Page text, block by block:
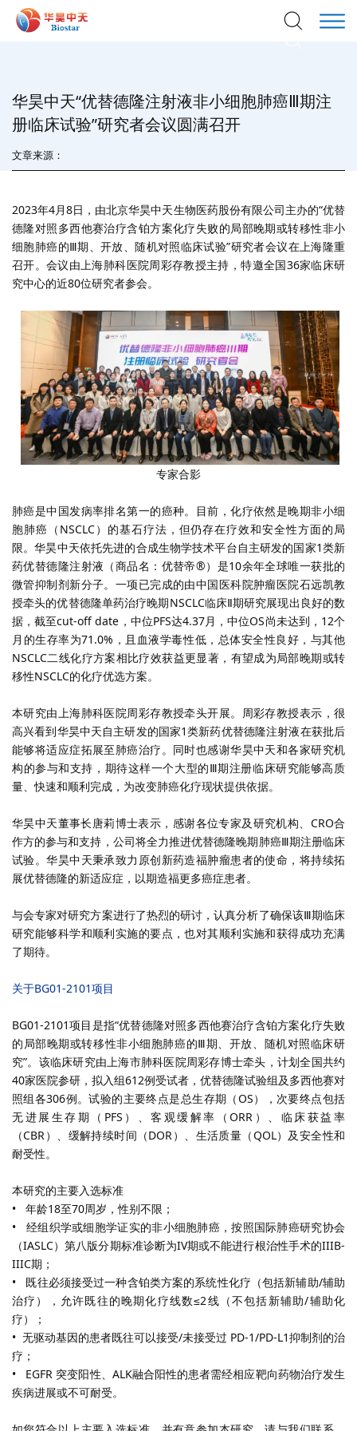
华昊中天“优替德隆注射液非小细胞肺癌Ⅲ期注
册临床试验”研究者会议圆满召开
文章来源：
2023年4月8日，由北京华昊中天生物医药股份有限公司主办的“优替
德隆对照多西他赛治疗含铂方案化疗失败的局部晚期或转移性非小
细胞肺癌的Ⅲ期、开放、随机对照临床试验”研究者会议在上海隆重
召开。会议由上海肺科医院周彩存教授主持，特邀全国36家临床研
究中心的近80位研究者参会。
专家合影
肺癌是中国发病率排名第一的癌种。目前，化疗依然是晚期非小细
胞肺癌（ NSCLC）的基石疗法，但仍存在疗效和安全性方面的局
限。华昊中天依托先进的合成生物学技术平台自主研发的国家1类新
药优替德隆注射液（商品名：优替帝®）是10余年全球唯一获批的
微管抑制剂新分子。一项已完成的由中国医科院肿瘤医院石远凯教
授牵头的优替德隆单药治疗晚期NSCLC临床Ⅱ期研究展现出良好的数
据，截至cut-off date ，中位PFS达4.37月，中位OS尚未达到， 12个
月的生存率为71.0% ，且血液学毒性低，总体安全性良好，与其他
NSCLC二线化疗方案相比疗效获益更显著，有望成为局部晚期或转
移性NSCLC的化疗优选方案。
本研究由上海肺科医院周彩存教授牵头开展。周彩存教授表示，很
高兴看到华昊中天自主研发的国家1类新药优替德隆注射液在获批后
能够将适应症拓展至肺癌治疗。同时也感谢华昊中天和各家研究机
构的参与和支持，期待这样一个大型的Ⅲ期注册临床研究能够高质
量、快速和顺利完成，为改变肺癌化疗现状提供依据。
华昊中天董事长唐莉博士表示，感谢各位专家及研究机构、 CRO合
作方的参与和支持，公司将全力推进优替德隆晚期肺癌Ⅲ期注册临床
试验。华昊中天秉承致力原创新药造福肿瘤患者的使命，将持续拓
展优替德隆的新适应症，以期造福更多癌症患者。
与会专家对研究方案进行了热烈的研讨，认真分析了确保该Ⅲ期临床
研究能够科学和顺利实施的要点，也对其顺利实施和获得成功充满
了期待。
关于BG01-2101项目
BG01-2101项目是指“优替德隆对照多西他赛治疗含铂方案化疗失败
的局部晚期或转移性非小细胞肺癌的Ⅲ期、开放、随机对照临床研
究”。该临床研究由上海市肺科医院周彩存博士牵头，计划全国共约
40家医院参研，拟入组612例受试者，优替德隆试验组及多西他赛对
照组各306例。试验的主要终点是总生存期（OS），次要终点包括
无进展生存期（ PFS ）、客观缓解率（ORR ）、临床获益率
（CBR）、缓解持续时间（DOR）、生活质量（QOL）及安全性和
耐受性。
本研究的主要入选标准
• 年龄18至70周岁，性别不限；
• 经组织学或细胞学证实的非小细胞肺癌，按照国际肺癌研究协会
（IASLC）第八版分期标准诊断为IV期或不能进行根治性手术的IIIB-
IIIC期；
• 既往必须接受过一种含铂类方案的系统性化疗（包括新辅助/辅助
治疗），允许既往的晚期化疗线数≤2线（不包括新辅助/辅助化
疗）；
• 无驱动基因的患者既往可以接受/未接受过 PD-1/PD-L1抑制剂的治
疗；
• EGFR 突变阳性、 ALK融合阳性的患者需经相应靶向药物治疗发生
疾病进展或不可耐受。